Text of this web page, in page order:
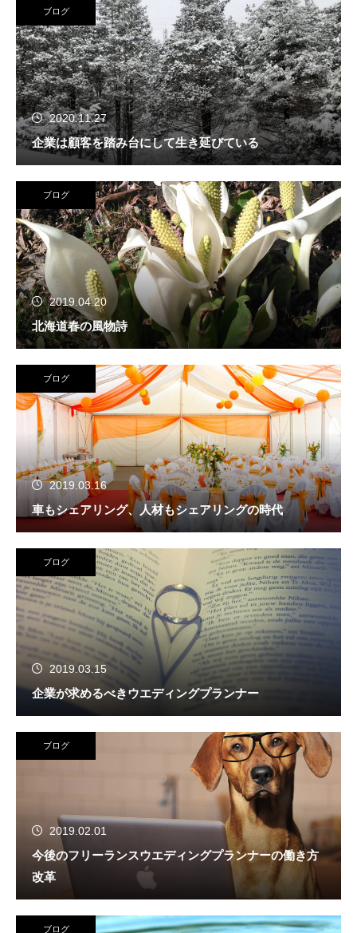
ブログ
2020.11.27
企業は顧客を踏み台にして生き延びている
ブログ
2019.04.20
北海道春の風物詩
ブログ
2019.03.16
車もシェアリング、人材もシェアリングの時代
ブログ
2019.03.15
企業が求めるべきウエディングプランナー
ブログ
2019.02.01
今後のフリーランスウエディングプランナーの働き方
改革
ブログ